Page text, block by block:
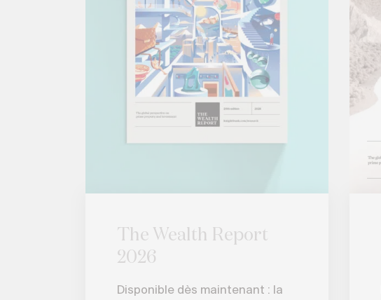
The Wealth Report
2026
Disponible dès maintenant : la